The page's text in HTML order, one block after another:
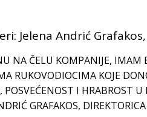
Jelena Andrić
NA ČELU KOMPANIJE, IMAM
RUKOVODIOCIMA KOJE
POSVEĆENOST I HRABROST
GRAFAKOS,